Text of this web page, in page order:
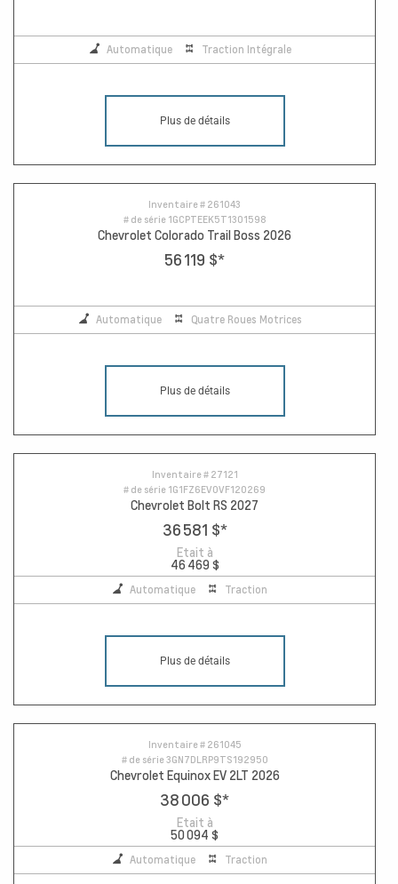
Automatique Traction Intégrale
Plus de détails
Inventaire # 261043
# de série 1GCPTEEK5T1301598
Chevrolet Colorado Trail Boss 2026
56 119 $*
Automatique Quatre Roues Motrices
Plus de détails
Inventaire # 27121
# de série 1G1FZ6EV0VF120269
Chevrolet Bolt RS 2027
36 581 $*
Etait à
46 469 $
Automatique Traction
Plus de détails
Inventaire # 261045
# de série3GN7DLRP9TS192950
Chevrolet Equinox EV 2LT 2026
38 006 $*
Etait à
50 094 $
Automatique Traction